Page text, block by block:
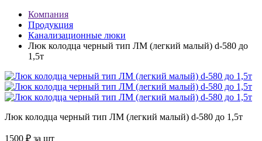
Компания
Продукция
Канализационные люки
Люк колодца черный тип ЛМ (легкий малый) d-580 до
1,5т
Люк колодца черный тип ЛМ (легкий малый) d-580 до 1,5т
1500 ₽ за шт